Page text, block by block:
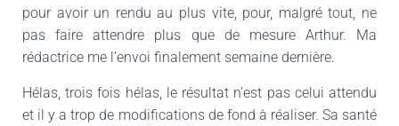
pour avoir un rendu au plus vite, pour, malgré tout, ne
pas faire attendre plus que de mesure Arthur. Ma
rédactrice me l’envoi finalement semaine dernière.
Hélas, trois fois hélas, le résultat n’est pas celui attendu
et il y a trop de modifications de fond à réaliser. Sa santé